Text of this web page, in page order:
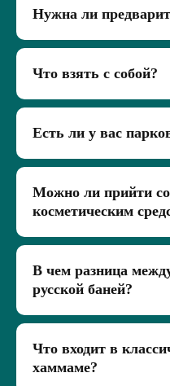
Нужна ли
Что взять с собой?
Есть ли у вас
Можно ли прийти
косметическим
В чем разница
русской баней?
Что входит в
хаммаме?